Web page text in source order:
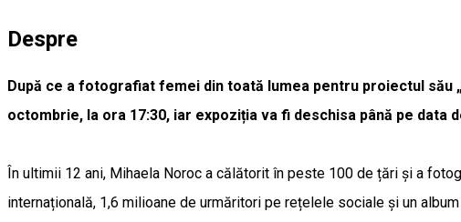
Despre
După ce a fotografiat femei din toată lumea pentru proiectul său
octombrie, la ora 17:30, iar expoziția va fi deschisa până pe data
În ultimii 12 ani, Mihaela Noroc a călătorit în peste 100 de țări și a
internațională, 1,6 milioane de urmăritori pe rețelele sociale și un